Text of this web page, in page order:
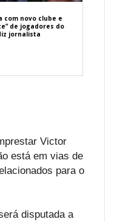
com novo clube e
de jogadores do
jornalista
Victor
está em vias de
para o
disputada a